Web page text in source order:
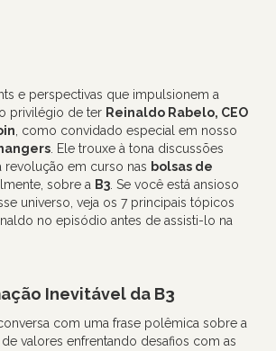
e perspectivas que impulsionem a
privilégio de ter Reinaldo Rabelo, CEO
, como convidado especial em nosso
. Ele trouxe à tona discussões
revolução em curso nas bolsas de
sobre a B3 . Se você está ansioso
universo, veja os 7 principais tópicos
no episódio antes de assisti-lo na
Inevitável da B3
com uma frase polêmica sobre a
valores enfrentando desafios com as